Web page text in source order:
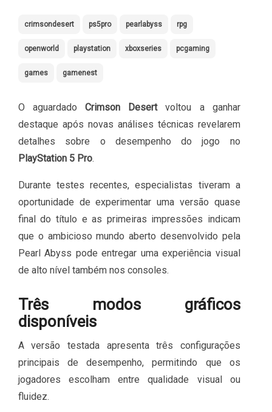
crimsondesert ps5pro pearlabyss rpg
openworld playstation xboxseries pcgaming
games gamenest
O aguardadoCrimson Desertvoltou a ganhar
destaque após novas análises técnicas revelarem
detalhes sobre o desempenho do jogo no
PlayStation 5 Pro.
Durante testes recentes, especialistas tiveram a
oportunidade de experimentar uma versão quase
final do título e as primeiras impressões indicam
que o ambicioso mundo aberto desenvolvido pela
Pearl Abyss pode entregar uma experiência visual
de alto nível também nos consoles.
Três modos gráficos
disponíveis
A versão testada apresenta três configurações
principais de desempenho, permitindo que os
jogadores escolham entre qualidade visual ou
fluidez.